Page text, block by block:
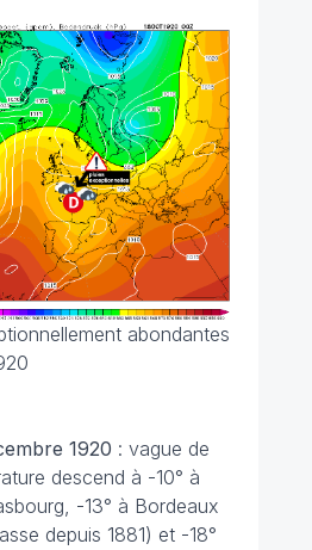
abondantes
1920 : vague de
descend à -10° à
-13° à Bordeaux
depuis 1881) et -18°